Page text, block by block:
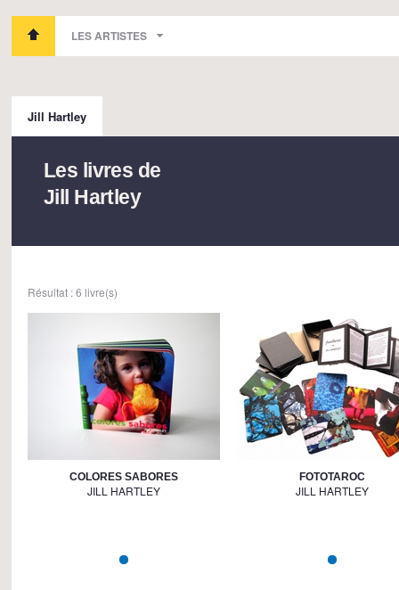
LES ARTISTES
Jill Hartley
Les livres de
Jill Hartley
Résultat : 6 livre(s)
COLORES SABORES
JILL HARTLEY
FOTOTAROC
JILL HARTLEY